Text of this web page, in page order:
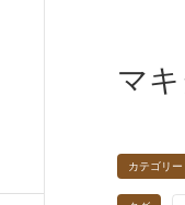
マ
カテゴリー